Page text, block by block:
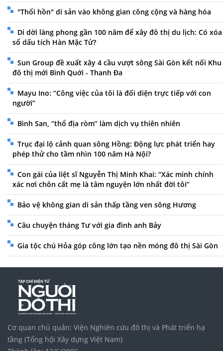
"Thổi hồn" di sản vào không gian công cộng và hàng hóa
Di dời làng phong gần 100 năm để xây đô thị du lịch: Có xóa
sổ dấu tích Hàn Mặc Tử?
Sun Group đề xuất xây 4 cầu vượt sông Sài Gòn kết nối Khu
đô thị mới Bình Quới - Thanh Đa
Mayu Ino: “Công việc của tôi là đối diện trực tiếp với con
người”
Bình San, “thổ địa ròm” làm dịch vụ thiên nhiên
Trục đại lộ cảnh quan sông Hồng: Động lực phát triển hay
phép thử cho tầm nhìn 100 năm Hà Nội?
Con gái của liệt sĩ Nguyễn Thị Minh Khai: “Xác minh chính
xác nơi chôn cất mẹ là tâm nguyện lớn nhất đời tôi”
Bảo vệ không gian di sản thấp tầng ven sông Hương
Câu chuyện tháng Tư với gia đình anh Bảy
Gia tộc chú Hỏa góp công lớn tạo nền móng đô thị Sài Gòn
Cơ quan chủ quản: Viện Nghiên cứu đô thị và Phát triển hạ
tầng (Tổng hội Xây dựng Việt Nam)